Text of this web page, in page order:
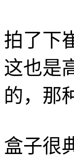
拍了下
这也是
的，那
盒子很